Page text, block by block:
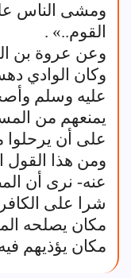
ومشى الناس
القوم..» .
وعن عروة بن
وكان الوادي
عليه وسلم
يمنعهم من
على أن يرحلوا
ومن هذا
عنه- نرى أن
شرا على
مكان يصلحه
مكان يؤذيهم